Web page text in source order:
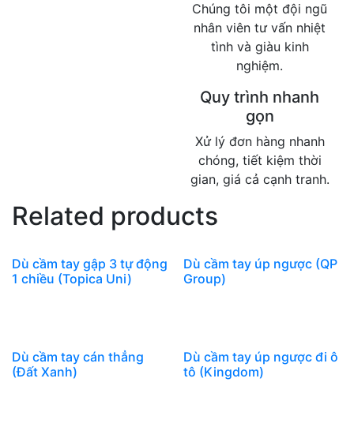
Chúng tôi một đội ngũ
nhân viên tư vấn nhiệt
tình và giàu kinh
nghiệm.
Quy trình nhanh
gọn
Xử lý đơn hàng nhanh
chóng, tiết kiệm thời
gian, giá cả cạnh tranh.
Related products
Dù cầm tay gập 3 tự động
1 chiều (Topica Uni)
Dù cầm tay úp ngược (QP
Group)
Dù cầm tay cán thẳng
(Đất Xanh)
Dù cầm tay úp ngược đi ô
tô (Kingdom)